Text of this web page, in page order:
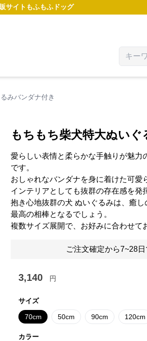
サイト もふもふドッグ
みバンダナ付き
slide
もちもち柴犬特大ぬいぐ
愛らしい表情と柔らかな手触りが魅力
です。
おしゃれなバンダナを身に着けた可愛
インテリアとしても抜群の存在感を発
抱き心地抜群の犬 ぬいぐるみは、癒
最高の相棒となるでしょう。
複数サイズ展開で、お好みに合わせて
ご注文確定から7~28
3,140 円
サイズ
70cm 50cm 90cm 120cm
カラー